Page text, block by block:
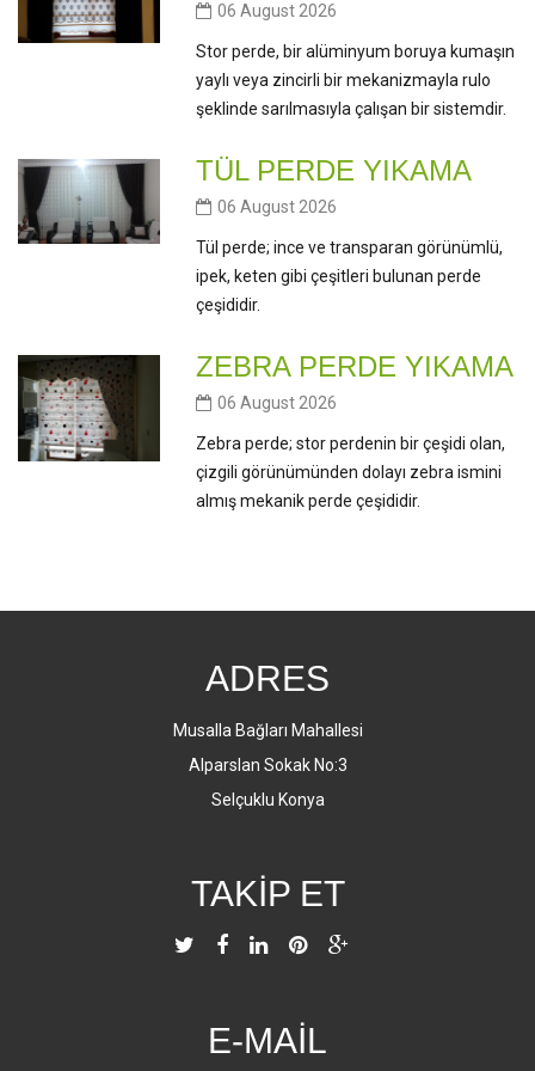
06 August 2026
Stor perde, bir alüminyum boruya kumaşın
yaylı veya zincirli bir mekanizmayla rulo
şeklinde sarılmasıyla çalışan bir sistemdir.
TÜL PERDE YIKAMA
06 August 2026
Tül perde; ince ve transparan görünümlü,
ipek, keten gibi çeşitleri bulunan perde
çeşididir.
ZEBRA PERDE YIKAMA
06 August 2026
Zebra perde; stor perdenin bir çeşidi olan,
çizgili görünümünden dolayı zebra ismini
almış mekanik perde çeşididir.
ADRES
Musalla Bağları Mahallesi
Alparslan Sokak No:3
Selçuklu Konya
TAKIP ET
E-MAIL